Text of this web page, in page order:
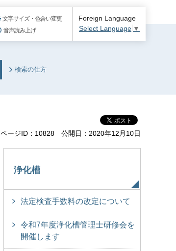
文字サイズ・色合い変更
音声読み上げ
Foreign Language
Select Language ▼
検索の仕方
ページID：10828 公開日：2020年12月10日
浄化槽
法定検査手数料の改定について
令和7年度浄化槽管理士研修会を
開催します